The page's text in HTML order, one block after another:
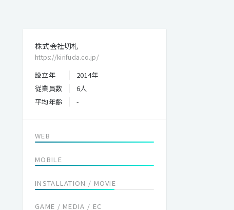
株式会社切札
https://kirifuda.co.jp/
設立年
2014年
従業員数
6人
平均年齢
-
WEB
MOBILE
INSTALLATION / MOVIE
GAME / MEDIA / EC